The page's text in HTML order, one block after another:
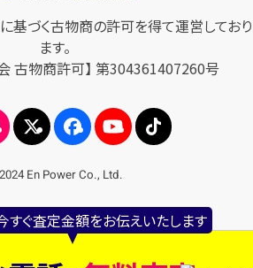
すぐ査定金額をお伝えいたします
基づく古物商の許可を得て運営しており
ます。
古物商許可】 第304361407260号
En Power Co., Ltd.